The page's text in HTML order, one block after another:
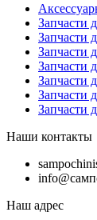
Запчасти
Запчасти
Запчасти
Запчасти
Запчасти
Запчасти
Запчасти
Наши контакты
Наш адрес